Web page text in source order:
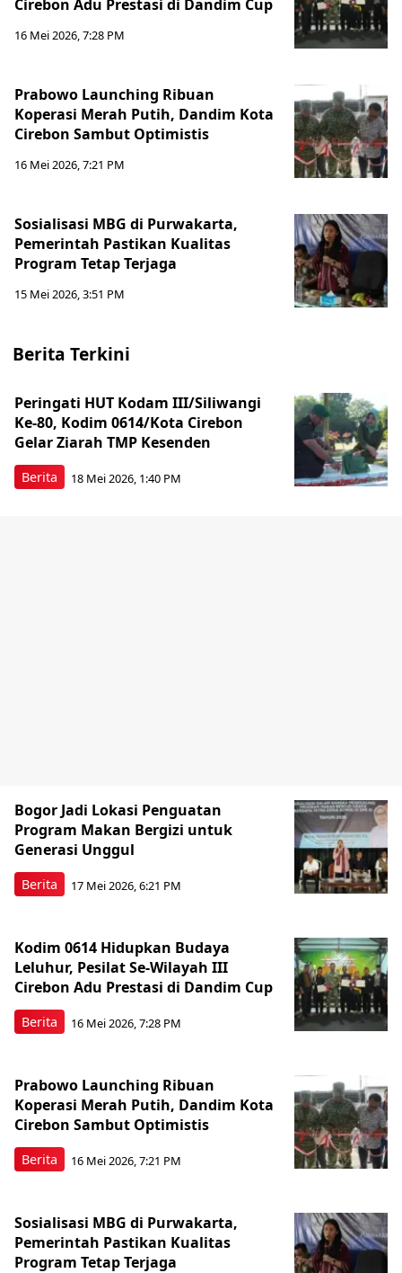
Cirebon Adu Prestasi di Dandim Cup
16 Mei 2026, 7:28 PM
Prabowo Launching Ribuan
Koperasi Merah Putih, Dandim Kota
Cirebon Sambut Optimistis
16 Mei 2026, 7:21 PM
Sosialisasi MBG di Purwakarta,
Pemerintah Pastikan Kualitas
Program Tetap Terjaga
15 Mei 2026, 3:51 PM
Berita Terkini
Berita
Peringati HUT Kodam III/Siliwangi
Ke-80, Kodim 0614/Kota Cirebon
Gelar Ziarah TMP Kesenden
18 Mei 2026, 1:40 PM
Berita
Bogor Jadi Lokasi Penguatan
Program Makan Bergizi untuk
Generasi Unggul
17 Mei 2026, 6:21 PM
Berita
Kodim 0614 Hidupkan Budaya
Leluhur, Pesilat Se-Wilayah III
Cirebon Adu Prestasi di Dandim Cup
16 Mei 2026, 7:28 PM
Berita
Prabowo Launching Ribuan
Koperasi Merah Putih, Dandim Kota
Cirebon Sambut Optimistis
16 Mei 2026, 7:21 PM
Sosialisasi MBG di Purwakarta,
Pemerintah Pastikan Kualitas
Program Tetap Terjaga